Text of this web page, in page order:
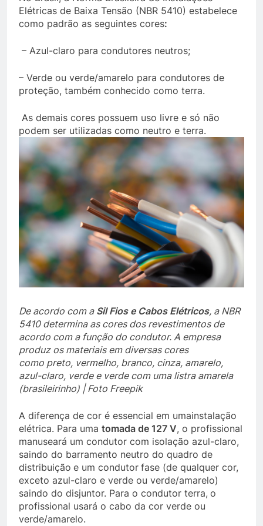
Elétricas de Baixa Tensão (NBR 5410) estabelece
como padrão as seguintes cores:
– Azul-claro para condutores neutros;
– Verde ou verde/amarelo para condutores de
proteção, também conhecido como terra.
As demais cores possuem uso livre e só não
podem ser utilizadas como neutro e terra.
De acordo com a Sil Fios e Cabos Elétricos, a NBR
5410 determina as cores dos revestimentos de
acordo com a função do condutor. A empresa
produz os materiais em diversas cores
como preto, vermelho, branco, cinza, amarelo,
azul-claro, verde e verde com uma listra amarela
(brasileirinho) | Foto Freepik
A diferença de cor é essencial em umainstalação
elétrica. Para uma tomada de 127 V, o profissional
manuseará um condutor com isolação azul-claro,
saindo do barramento neutro do quadro de
distribuição e um condutor fase (de qualquer cor,
exceto azul-claro e verde ou verde/amarelo)
saindo do disjuntor. Para o condutor terra, o
profissional usará o cabo da cor verde ou
verde/amarelo.